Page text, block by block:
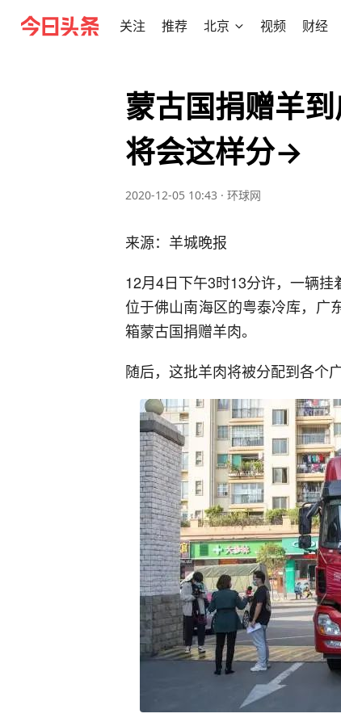
关注 推荐 北京 视频 财经
蒙古国捐赠羊到
将会这样分→
2020-12-05 10:43 · 环球网
来源：羊城晚报
12月4日下午3时13分许，一辆挂
位于佛山南海区的粤泰冷库，
箱蒙古国捐赠羊肉。
随后，这批羊肉将被分配到各个